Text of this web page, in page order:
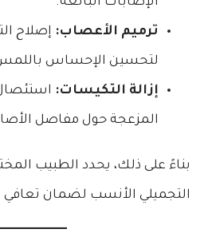
ترميم الأعصاب: إصلاح
لتحسين الإحساس
إزالة التكيسات:
المزعجة حول مفاصل
بناءً على ذلك، يحدد الطبيب
التجميلي الأنسب لضمان